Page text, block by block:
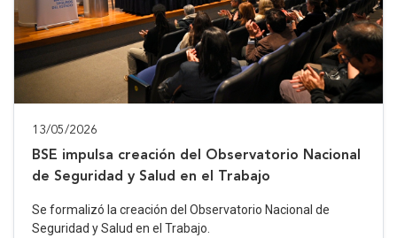
13/05/2026
BSE impulsa creación del Observatorio Nacional
de Seguridad y Salud en el Trabajo
Se formalizó la creación del Observatorio Nacional de
Seguridad y Salud en el Trabajo.